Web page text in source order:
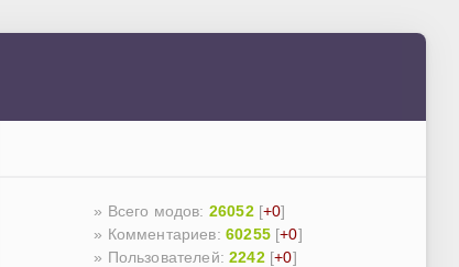
» Всего модов: 26052[+0]
» Комментариев: 60255[+0]
» Пользователей:2242[+0]